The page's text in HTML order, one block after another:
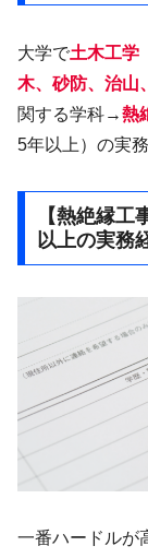
大学で土木工学
木、砂防、治山
関する学科→熱
5年以上）の実
【熱絶縁
以上の実務
一番ハードルが